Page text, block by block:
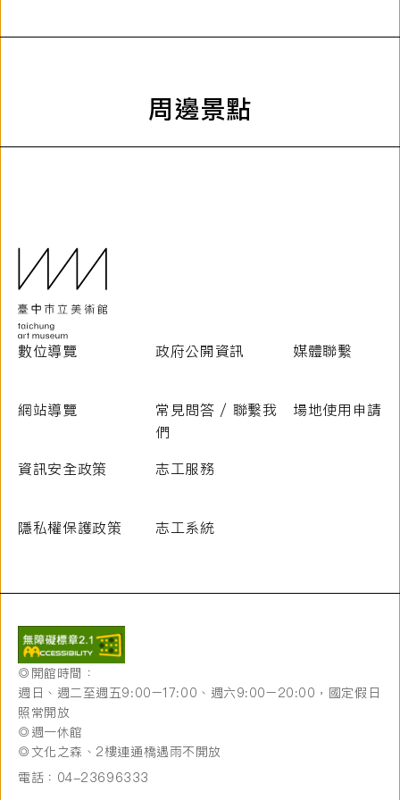
周邊景點
數位導覽
網站導覽
資訊安全政策
隱私權保護政策
政府公開資訊
常見問答 / 聯繫我
們
志工服務
志工系統
媒體聯繫
場地使用申請
◎開館時間：
週日、週二至週五9:00–17:00、週六9:00–20:00，國定假日
照常開放
◎週一休館
◎文化之森、2樓連通橋遇雨不開放
電話：04-23696333